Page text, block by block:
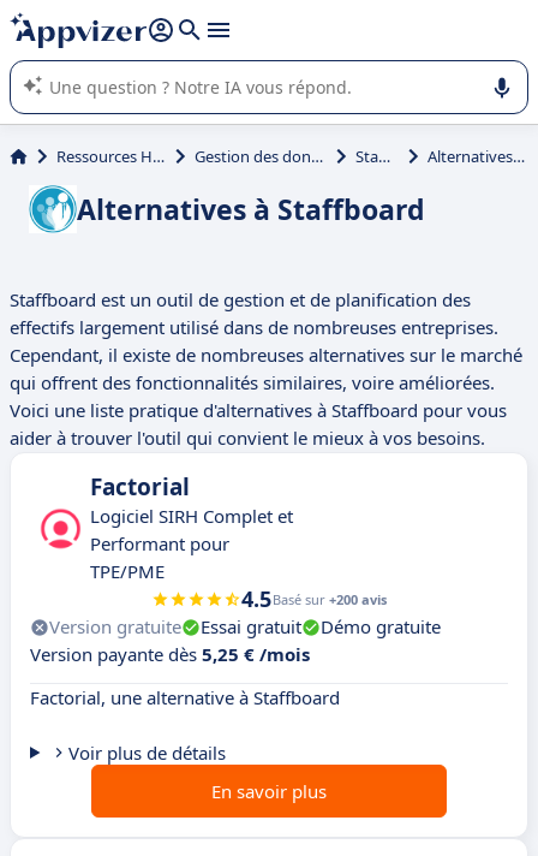
répondre (plusieurs lignes avec
L'IA de Appvizer vous guide dans l'utilisation ou la sélection de
logiciel SaaS en entreprise.
Ressources Humaines (RH) Gestion des données RH (BDESE) Staffboard Alternatives à Staffboard
Alternatives à Staffboard
Staffboard est un outil de gestion et de planification des
effectifs largement utilisé dans de nombreuses entreprises.
Cependant, il existe de nombreuses alternatives sur le marché
qui offrent des fonctionnalités similaires, voire améliorées.
Voici une liste pratique d'alternatives à Staffboard pour vous
aider à trouver l'outil qui convient le mieux à vos besoins.
Factorial
Logiciel SIRH Complet et
Performant pour
TPE/PME
4.5Basé sur +200 avis
Version gratuite Essai gratuit
Démo gratuite
Version payante dès 5,25 € /mois
Factorial, une alternative à Staffboard
Voir plus de détails
En savoir plus